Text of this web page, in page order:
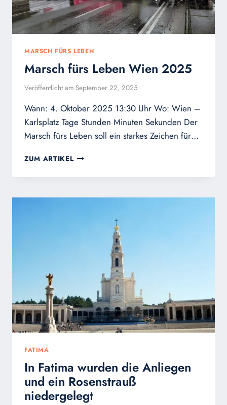
MARSCH FÜRS LEBEN
Marsch fürs Leben Wien 2025
Veröffentlicht am September 22, 2025
Wann: 4. Oktober 2025 13:30 Uhr Wo: Wien –
Karlsplatz Tage Stunden Minuten Sekunden Der
Marsch fürs Leben soll ein starkes Zeichen für…
ZUM ARTIKEL MARSCH
LEBEN
2025
FATIMA
In Fatima wurden die Anliegen
und ein Rosenstrauß
niedergelegt